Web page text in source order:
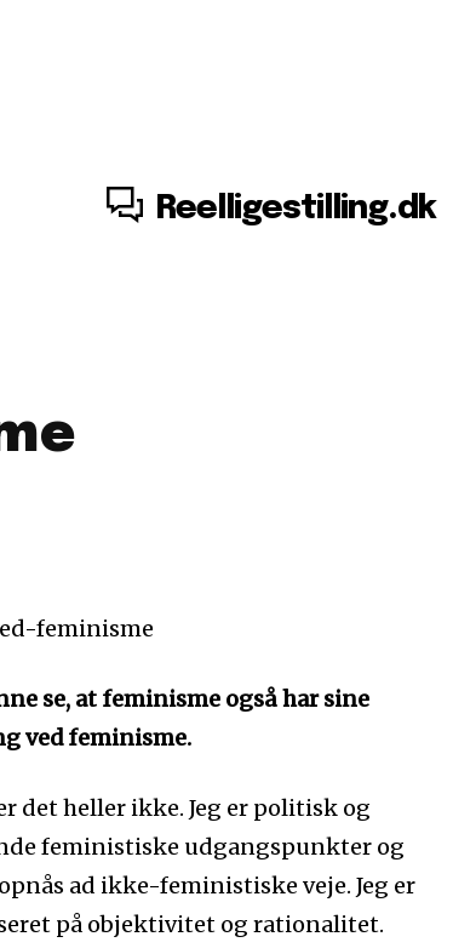
Reelligestilling.dk
se, at feminisme også har sine
ved feminisme.
det heller ikke. Jeg er politisk og
feministiske udgangspunkter og
ad ikke-feministiske veje. Jeg er
på objektivitet og rationalitet.